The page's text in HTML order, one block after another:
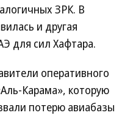
ЗРК. В
и другая
для сил Хафтара.
оперативного
Карама», которую
потерю авиабазы